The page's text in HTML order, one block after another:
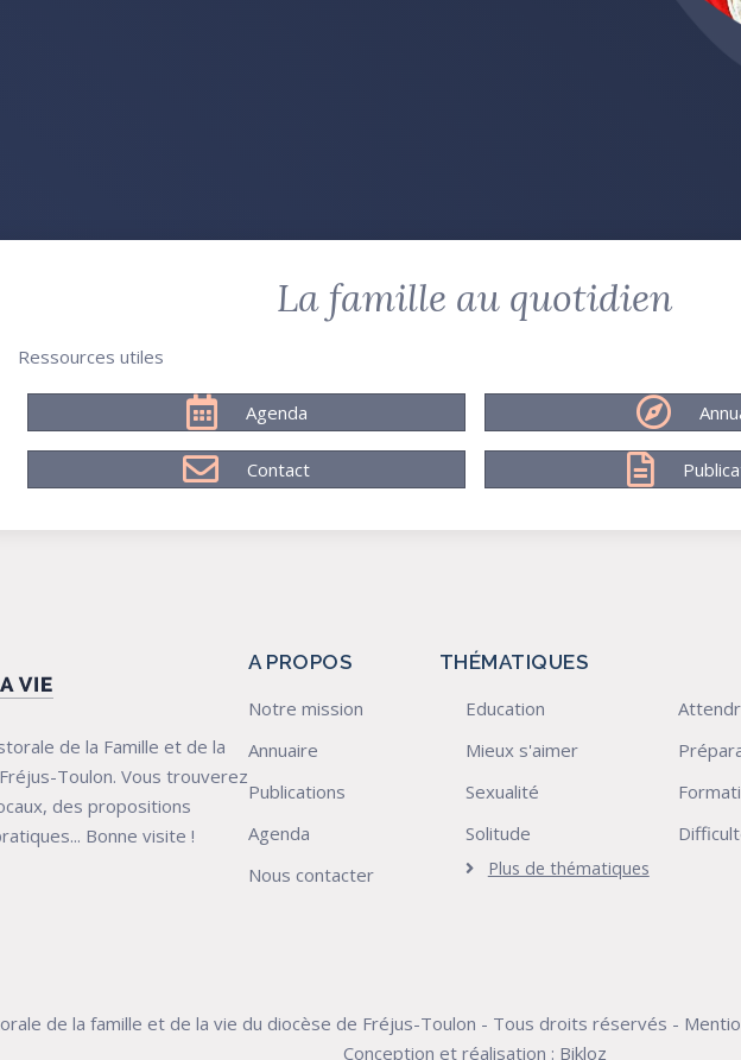
La famille au quotidien
Ressources utiles
Agenda
Contact
de la Famille et de la
Toulon. Vous trouverez
des propositions
Bonne visite !
A PROPOS
Notre mission
Annuaire
Publications
Agenda
Nous contacter
THÉMATIQUES
Education
Mieux s'aimer
Sexualité
Solitude
Plus de thématiques
de la famille et de la vie du diocèse de Fréjus-Toulon - Tous droits réservés -
Conception et réalisation : Bikloz